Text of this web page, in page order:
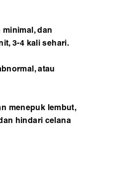
dan
3-4 kali sehari.
atau
menepuk lembut,
hindari celana